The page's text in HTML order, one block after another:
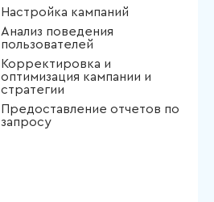
Настройка кампаний
Анализ поведения
пользователей
Корректировка и
оптимизация кампании и
стратегии
Предоставление отчетов по
запросу